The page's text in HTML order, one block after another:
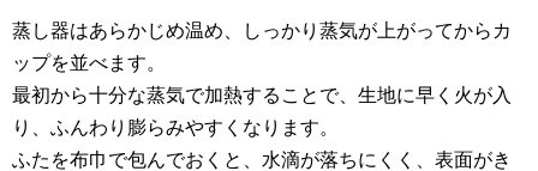
蒸し器はあらかじめ温め、しっかり蒸気が上がってからカ
ップを並べます。
最初から十分な蒸気で加熱することで、生地に早く火が入
り、ふんわり膨らみやすくなります。
ふたを布巾で包んでおくと、水滴が落ちにくく、表面がき